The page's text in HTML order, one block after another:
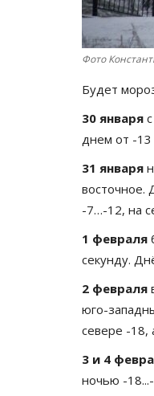
Фото
Будет
30 января
днем от -
31 января
восточное.
-7…-12, на
1 февраля
секунду.
2 февраля
юго-
севере -18,
3 и 4
ночью -